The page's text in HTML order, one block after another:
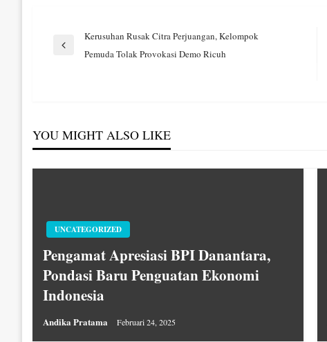
Navigasi
Previous
Kerusuhan Rusak Citra Perjuangan, Kelompok
Pemuda Tolak Provokasi Demo Ricuh
YOU MIGHT ALSO LIKE
UNCATEGORIZED
Pengamat Apresiasi BPI Danantara,
Pondasi Baru Penguatan Ekonomi
Indonesia
Andika Pratama Februari 24, 2025